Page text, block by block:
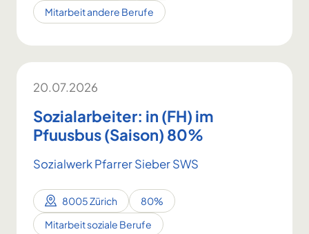
Mitarbeit andere Berufe
20.07.2026
Sozialarbeiter: in (FH) im
Pfuusbus (Saison) 80%
Sozialwerk Pfarrer Sieber SWS
8005 Zürich
80%
Mitarbeit soziale Berufe